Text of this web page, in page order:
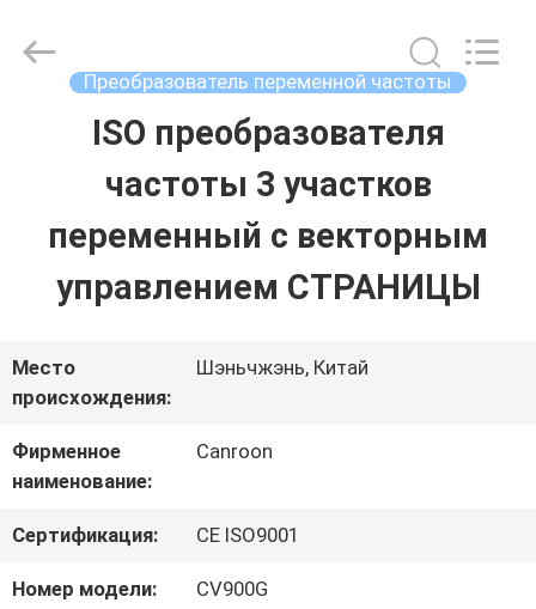
ГЛАВНАЯ
СТРАНИЦА
ПРОДУКЦИЯ
О
КОМПАНИИ
НАША
ФАБРИКА
Electrical
Appliances
Преобразователь переменной частоты
ISO преобразователя
частоты 3 участков
переменный с векторным
управлением СТРАНИЦЫ
Место
происхождения:
Шэньчжэнь, Китай
Фирменное
наименование:
Canroon
Сертификация: CE ISO9001
Номер модели: CV900G